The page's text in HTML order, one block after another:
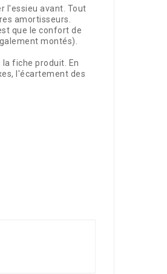
l'essieu avant. Tout
amortisseurs.
que le confort de
montés).
fiche produit. En
l'écartement des